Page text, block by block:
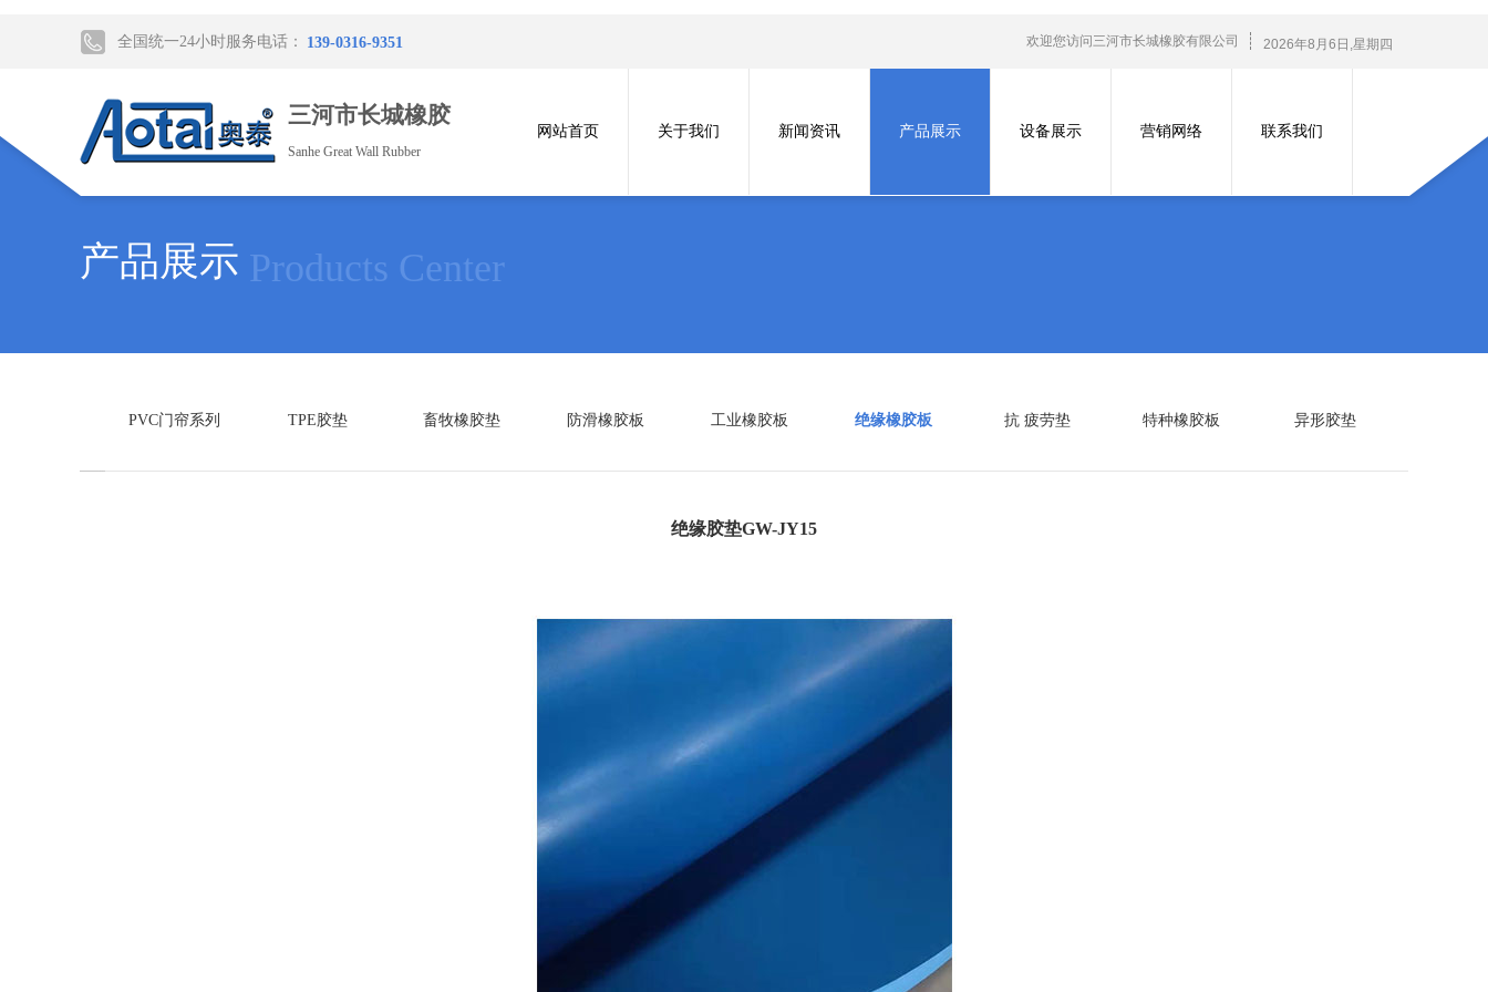
全国统一24小时服务电话： 欢迎您访问三河市长城橡胶有限公司 2026年8 月 6 日 ,星期四
139-0316-9351
三河市长城橡胶
Sanhe Great Wall Rubber
网站首页 关于我们 新闻资讯 产品展示 设备展示 营销网络 联系我们
产品展示 Products Center
PVC门帘系列 TPE胶垫 畜牧橡胶垫 防滑橡胶板 工业橡胶板 绝缘橡胶板 抗 疲劳垫 特种橡胶板 异形胶垫
绝缘胶垫GW-JY15